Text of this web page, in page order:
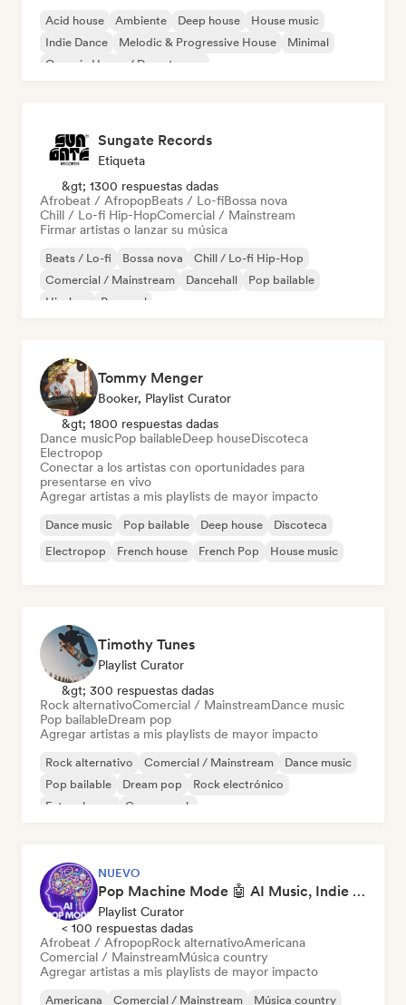
Acid house Ambiente Deep house
House music
Indie Dance
Melodic & Progressive House
Minimal
Organic House / Downtempo
Sungate Records
Etiqueta
&gt; 1300 respuestas dadas
Afrobeat / AfropopBeats / Lo-fiBossa nova
Chill / Lo-fi Hip-HopComercial / Mainstream
Firmar artistas o lanzar su música
Beats / Lo-fi Bossa nova
Chill / Lo-fi Hip-Hop
Comercial / Mainstream
Dancehall
Pop bailable
Hip-hop
Pop soul
Tommy Menger
Booker, Playlist Curator
&gt; 1800 respuestas dadas
Dance musicPop bailableDeep houseDiscoteca
Electropop
Conectar a los artistas con oportunidades para
presentarse en vivo
Agregar artistas a mis playlists de mayor impacto
Dance music Pop bailable Deep house
Discoteca
Electropop
French house French Pop House music
Timothy Tunes
Playlist Curator
&gt; 300 respuestas dadas
Rock alternativoComercial / MainstreamDance music
Pop bailableDream pop
Agregar artistas a mis playlists de mayor impacto
Rock alternativo Comercial / Mainstream
Dance music
Pop bailable
Dream pop
Rock electrónico
Future house
Garage rock
NUEVO
Pop Machine Mode 🤖 AI Music, Indie Pop & Dream Pop
Playlist Curator
< 100 respuestas dadas
Afrobeat / AfropopRock alternativoAmericana
Comercial / MainstreamMúsica country
Agregar artistas a mis playlists de mayor impacto
Americana Comercial / Mainstream Música country